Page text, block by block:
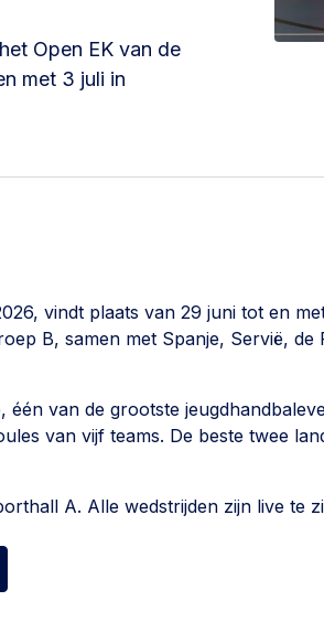
Open EK van de
met 3 juli in
vindt plaats van 29 juni tot en
B, samen met Spanje, Servië, de
van de grootste
van vijf teams. De beste twee
A. Alle wedstrijden zijn live te